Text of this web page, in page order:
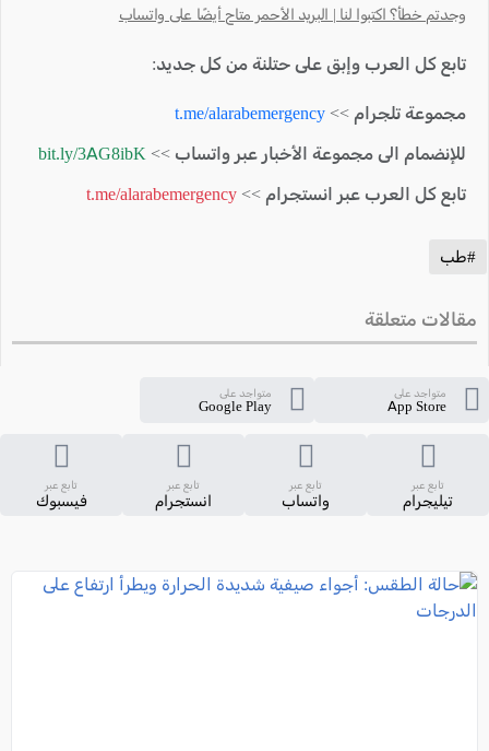
وجدتم خطأ؟ اكتبوا لنا | البريد الأحمر متاح أيضًا على واتساب
تابع كل العرب وإبق على حتلنة من كل جديد:
مجموعة تلجرام >> t.me/alarabemergency
للإنضمام الى مجموعة الأخبار عبر واتساب >> bit.ly/3AG8ibK
تابع كل العرب عبر انستجرام >> t.me/alarabemergency
#طب
مقالات متعلقة
متواجد على
App Store
متواجد على
Google Play
تابع عبر
تيليجرام
تابع عبر
واتساب
تابع عبر
انستجرام
تابع عبر
فيسبوك